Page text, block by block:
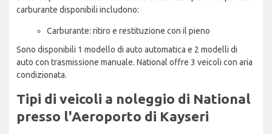
carburante disponibili includono:
Carburante: ritiro e restituzione con il pieno
Sono disponibili 1 modello di auto automatica e 2 modelli di
auto con trasmissione manuale. National offre 3 veicoli con aria
condizionata.
Tipi di veicoli a noleggio di National
presso l'Aeroporto di Kayseri